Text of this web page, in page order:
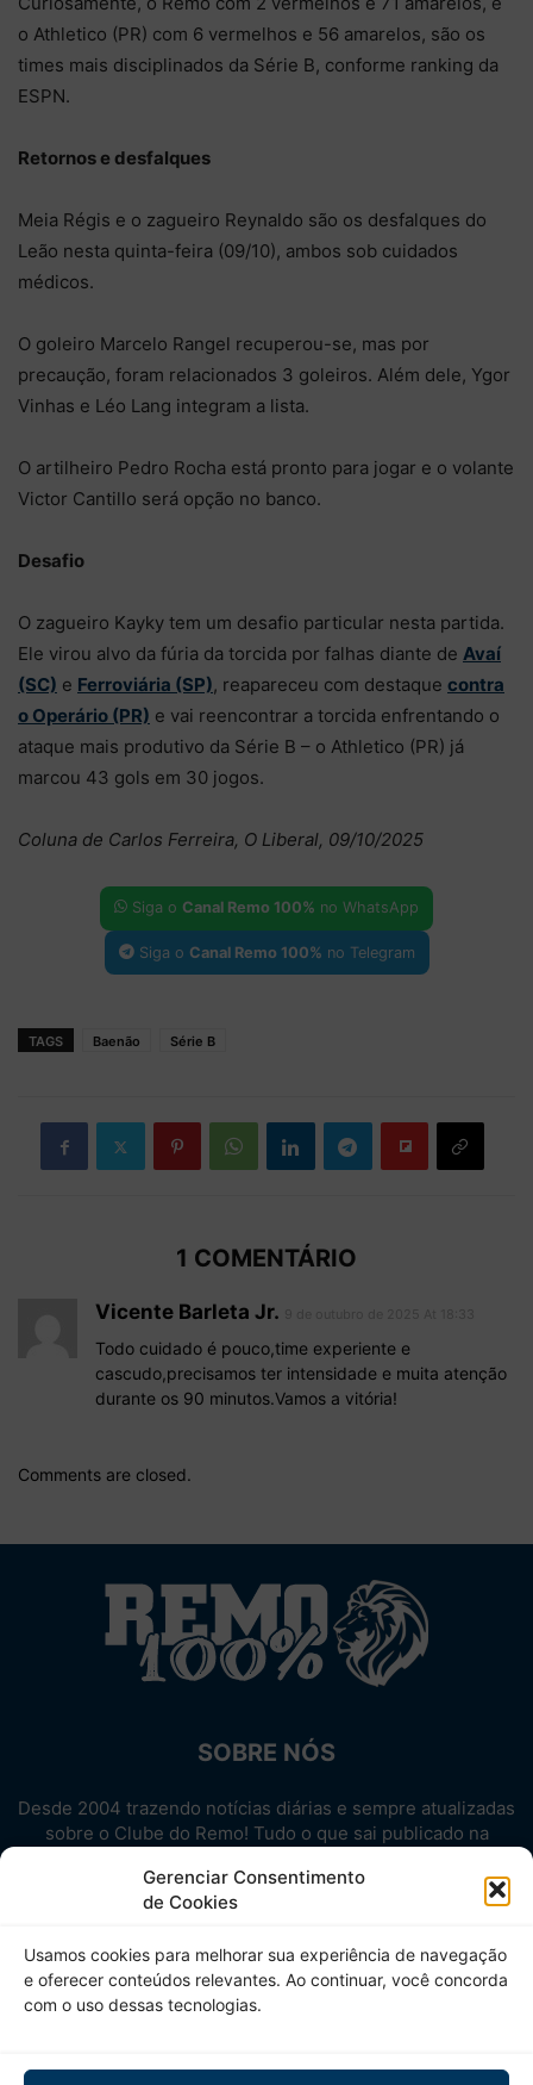
Gerenciar Consentimento
de Cookies
Usamos cookies para melhorar sua experiência de navegação
e oferecer conteúdos relevantes. Ao continuar, você concorda
com o uso dessas tecnologias.
o Athletico (PR) com 6 vermelhos e 56 amarelos, são os
times mais disciplinados da Série B, conforme ranking da
ESPN.
Retornos e desfalques
Meia Régis e o zagueiro Reynaldo são os desfalques do
Leão nesta quinta-feira (09/10), ambos sob cuidados
médicos.
O goleiro Marcelo Rangel recuperou-se, mas por
precaução, foram relacionados 3 goleiros. Além dele, Ygor
Vinhas e Léo Lang integram a lista.
O artilheiro Pedro Rocha está pronto para jogar e o volante
Victor Cantillo será opção no banco.
Desafio
O zagueiro Kayky tem um desafio particular nesta partida.
Ele virou alvo da fúria da torcida por falhas diante de Avaí
(SC) e Ferroviária (SP), reapareceu com destaque contra
o Operário (PR) e vai reencontrar a torcida enfrentando o
ataque mais produtivo da Série B – o Athletico (PR) já
marcou 43 gols em 30 jogos.
Coluna de Carlos Ferreira, O Liberal, 09/10/2025
Siga o Canal Remo 100% no WhatsApp
Siga o Canal Remo 100% no Telegram
TAGS Baenão Série B
1 COMENTÁRIO
Vicente Barleta Jr.
Todo cuidado é pouco,time experiente e
cascudo,precisamos ter intensidade e muita atenção
durante os 90 minutos.Vamos a vitória!
Comments are closed.
SOBRE NÓS
Desde 2004 trazendo notícias diárias e sempre atualizadas
sobre o Clube do Remo! Tudo o que sai publicado na
Aproveite! Site não-oficial.
SIGA-NOS